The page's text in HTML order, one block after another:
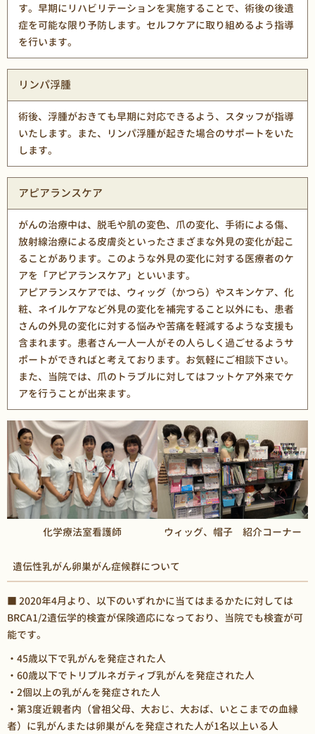
す。早期にリハビリテーションを実施することで、術後の後遺
症を可能な限り予防します。セルフケアに取り組めるよう指導
を行います。
リンパ浮腫
術後、浮腫がおきても早期に対応できるよう、スタッフが指導
いたします。また、リンパ浮腫が起きた場合のサポートをいた
します。
アピアランスケア
がんの治療中は、脱毛や肌の変色、爪の変化、手術による傷、
放射線治療による皮膚炎といったさまざまな外見の変化が起こ
ることがあります。このような外見の変化に対する医療者のケ
アを「アピアランスケア」といいます。
アピアランスケアでは、ウィッグ（かつら）やスキンケア、化
粧、ネイルケアなど外見の変化を補完すること以外にも、患者
さんの外見の変化に対する悩みや苦痛を軽減するような支援も
含まれます。患者さん一人一人がその人らしく過ごせるようサ
ポートができればと考えております。お気軽にご相談下さい。
また、当院では、爪のトラブルに対してはフットケア外来でケ
アを行うことが出来ます。
化学療法室看護師 ウィッグ、帽子 紹介コーナー
遺伝性乳がん卵巣がん症候群について
■ 2020年4月より、以下のいずれかに当てはまるかたに対しては
BRCA1/2遺伝学的検査が保険適応になっており、当院でも検査が可
能です。
・45歳以下で乳がんを発症された人
・60歳以下でトリプルネガティブ乳がんを発症された人
・2個以上の乳がんを発症された人
・第3度近親者内（曾祖父母、大おじ、大おば、いとこまでの血縁
者）に乳がんまたは卵巣がんを発症された人が1名以上いる人